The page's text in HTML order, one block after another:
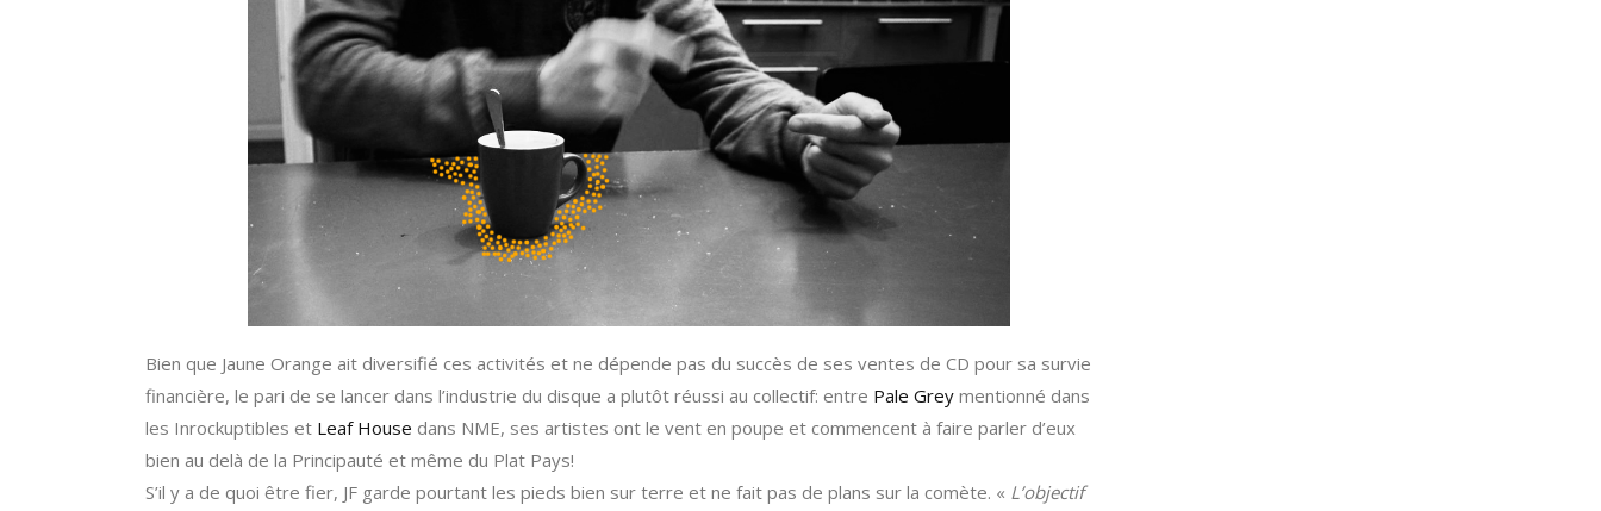
Bien que Jaune Orange ait diversifié ces activités et ne dépende pas du succès de ses ventes de CD pour sa survie
financière, le pari de se lancer dans l’industrie du disque a plutôt réussi au collectif: entre Pale Grey mentionné dans
les Inrockuptibles et Leaf House dans NME, ses artistes ont le vent en poupe et commencent à faire parler d’eux
bien au delà de la Principauté et même du Plat Pays!
S’il y a de quoi être fier, JF garde pourtant les pieds bien sur terre et ne fait pas de plans sur la comète. « L’objectif